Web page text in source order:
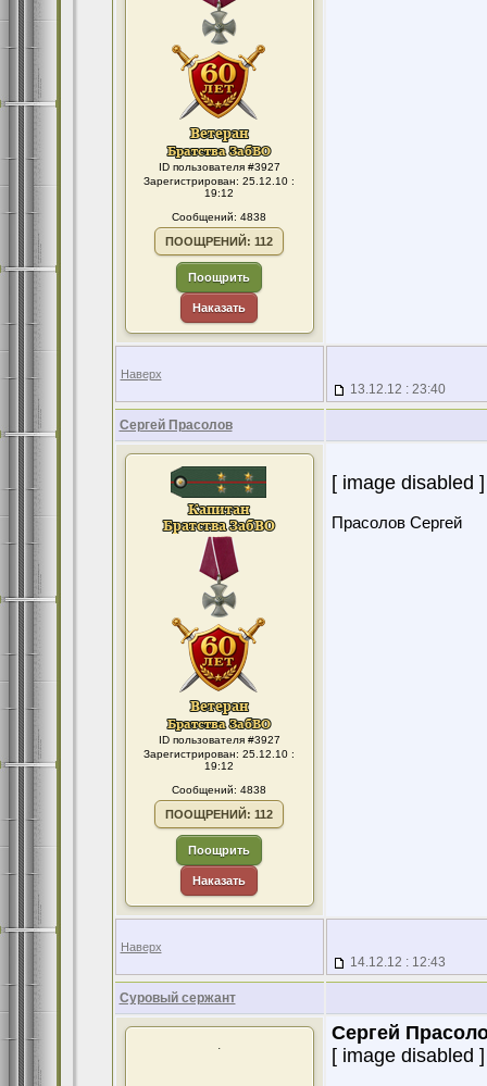
ID пользователя #3927
Зарегистрирован: 25.12.10 :
19:12
Сообщений: 4838
ПООЩРЕНИЙ: 112
Поощрить
Наказать
Наверх
13.12.12 : 23:40
Сергей Прасолов
ID пользователя #3927
Зарегистрирован: 25.12.10 :
19:12
Сообщений: 4838
ПООЩРЕНИЙ: 112
Поощрить
Наказать
[ image disabled ]
Прасолов Сергей
Наверх
14.12.12 : 12:43
Суровый сержант
.
Сергей
[ image disabled ]